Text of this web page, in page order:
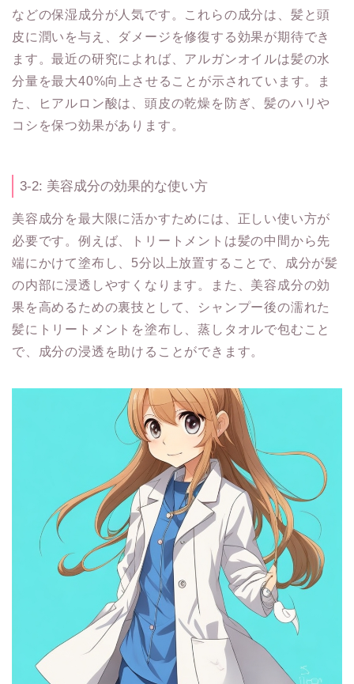
などの保湿成分が人気です。これらの成分は、髪と頭
皮に潤いを与え、ダメージを修復する効果が期待でき
ます。最近の研究によれば、アルガンオイルは髪の水
分量を最大40%向上させることが示されています。ま
た、ヒアルロン酸は、頭皮の乾燥を防ぎ、髪のハリや
コシを保つ効果があります。
3-2: 美容成分の効果的な使い方
美容成分を最大限に活かすためには、正しい使い方が
必要です。例えば、トリートメントは髪の中間から先
端にかけて塗布し、5分以上放置することで、成分が髪
の内部に浸透しやすくなります。また、美容成分の効
果を高めるための裏技として、シャンプー後の濡れた
髪にトリートメントを塗布し、蒸しタオルで包むこと
で、成分の浸透を助けることができます。